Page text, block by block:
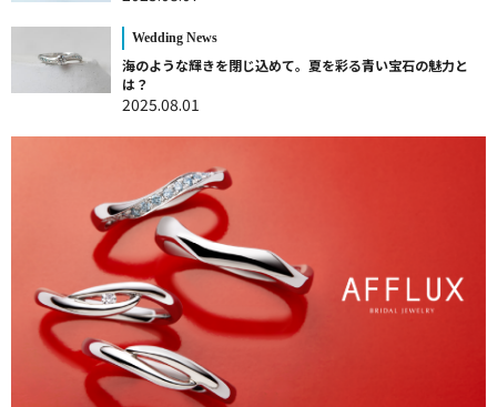
Wedding News
海のような輝きを閉じ込めて。夏を彩る青い宝石の魅力と
は？
2025.08.01